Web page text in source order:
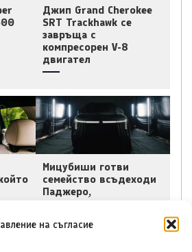
на съгласие
Джип Grand Cherokee
SRT Trackhawk се
завръща с
компресорен V-8
двигател
Мицубиши готви
семейство всъдеходи
Паджеро,
срещу Тойота RAV4